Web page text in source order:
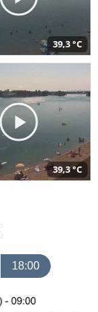
39,3 °C
39,3 °C
18:00